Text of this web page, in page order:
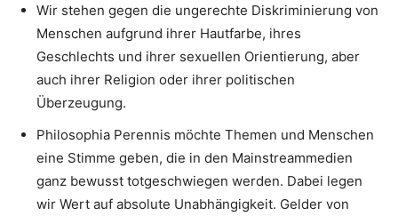
Wir stehen gegen die ungerechte Diskriminierung von
Menschen aufgrund ihrer Hautfarbe, ihres
Geschlechts und ihrer sexuellen Orientierung, aber
auch ihrer Religion oder ihrer politischen
Überzeugung.
Philosophia Perennis möchte Themen und Menschen
eine Stimme geben, die in den Mainstreammedien
ganz bewusst totgeschwiegen werden. Dabei legen
wir Wert auf absolute Unabhängigkeit. Gelder von